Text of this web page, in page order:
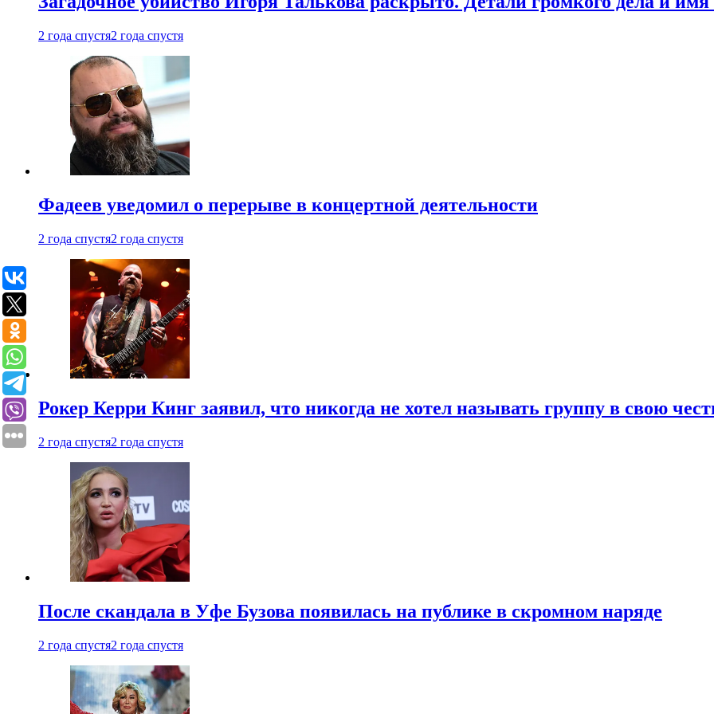
2 года спустя2 года спустя
Фадеев уведомил о перерыве в концертной деятельности
2 года спустя2 года спустя
Рокер Керри Кинг заявил, что никогда не хотел называть группу в свою
2 года спустя2 года спустя
После скандала в Уфе Бузова появилась на публике в скромном наряде
2 года спустя2 года спустя